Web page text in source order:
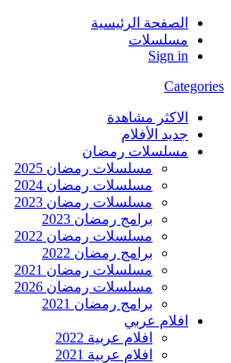
الصفحة الرئيسية
مسلسلات
Sign in
Categories
الاكثر مشاهدة
جديد الأفلام
مسلسلات رمضان
مسلسلات رمضان 2025
مسلسلات رمضان 2024
مسلسلات رمضان 2023
برامج رمضان 2023
مسلسلات رمضان 2022
برامج رمضان 2022
مسلسلات رمضان 2021
مسلسلات رمضان 2026
برامج رمضان 2021
افلام عربي
افلام عربية 2022
افلام عربية 2021